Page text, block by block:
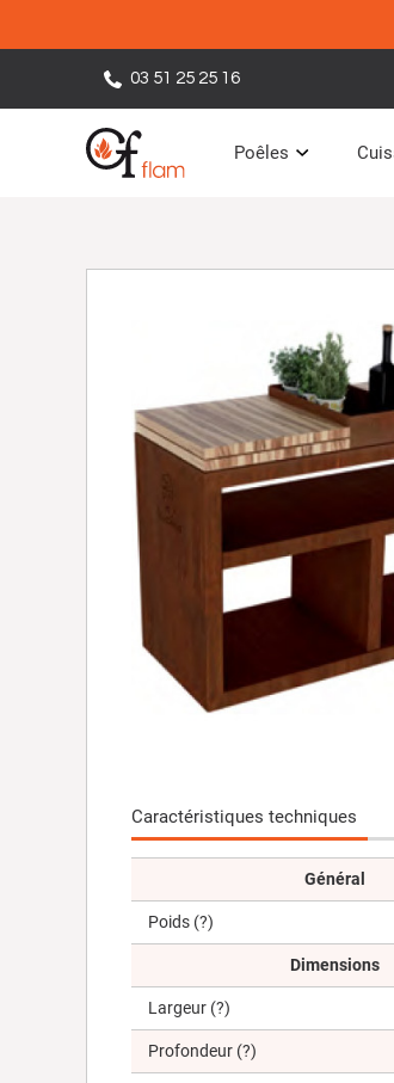
03 51 25 25 16
Poêles
Caractéristiques techniques
Général
Poids (?)
Dimensions
Largeur (?)
Profondeur (?)